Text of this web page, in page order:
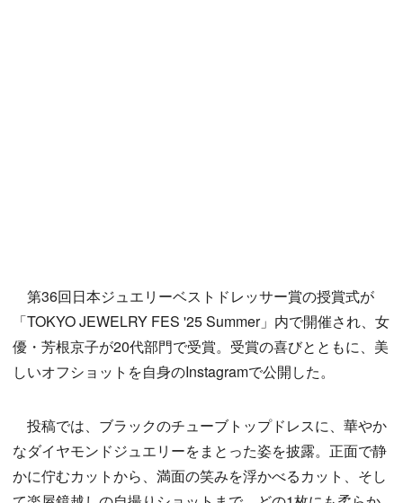
第36回日本ジュエリーベストドレッサー賞の授賞式が
「TOKYO JEWELRY FES '25 Summer」内で開催され、女
優・芳根京子が20代部門で受賞。受賞の喜びとともに、美
しいオフショットを自身のInstagramで公開した。
投稿では、ブラックのチューブトップドレスに、華やか
なダイヤモンドジュエリーをまとった姿を披露。正面で静
かに佇むカットから、満面の笑みを浮かべるカット、そし